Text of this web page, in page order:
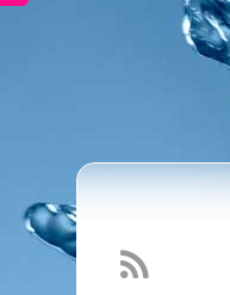
雨水收集是一种
同层排水接入器
雨水收集利用功